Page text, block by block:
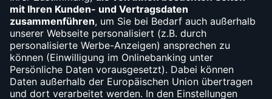
Widerruf
Vertrag widerrufen